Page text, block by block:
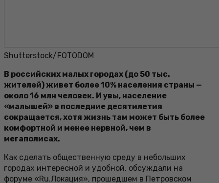
Shutterstock/FOTODOM
В российских малых городах (до 50 тыс.
жителей) живет более 10% населения страны —
около 16 млн человек. И увы, население
«малышей» в последние десятилетия
сокращается, хотя жизнь там может быть более
комфортной и менее нервной, чем в
мегаполисах.
Как сделать общественную среду в небольших
городах интересной и удобной, обсуждали на
форуме «Ru.Локация», прошедшем в Петровском